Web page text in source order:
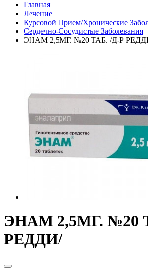
Главная
Лечение
Курсовой Прием/Хронические
Сердечно-Сосудистые Заболевания
ЭНАМ 2,5МГ. №20 ТАБ. /Д-Р
ЭНАМ 2,5МГ. №20
РЕДДИ/